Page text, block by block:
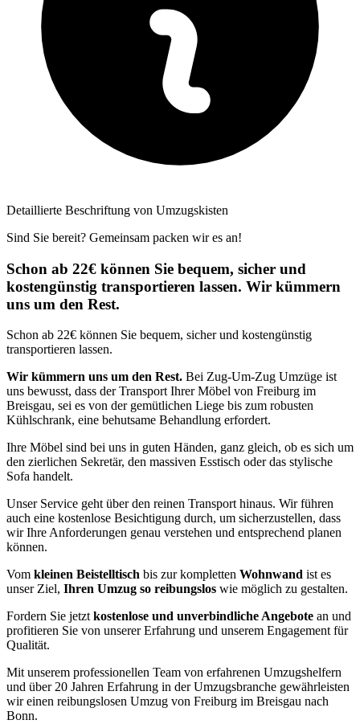
Detaillierte Beschriftung von Umzugskisten
Sind Sie bereit? Gemeinsam packen wir es an!
Schon ab 22€ können Sie bequem, sicher und
kostengünstig transportieren lassen. Wir kümmern
uns um den Rest.
Schon ab 22€ können Sie bequem, sicher und kostengünstig
transportieren lassen.
Wir kümmern uns um den Rest. Bei Zug-Um-Zug Umzüge ist
uns bewusst, dass der Transport Ihrer Möbel von Freiburg im
Breisgau, sei es von der gemütlichen Liege bis zum robusten
Kühlschrank, eine behutsame Behandlung erfordert.
Ihre Möbel sind bei uns in guten Händen, ganz gleich, ob es sich um
den zierlichen Sekretär, den massiven Esstisch oder das stylische
Sofa handelt.
Unser Service geht über den reinen Transport hinaus. Wir führen
auch eine kostenlose Besichtigung durch, um sicherzustellen, dass
wir Ihre Anforderungen genau verstehen und entsprechend planen
können.
Vom kleinen Beistelltisch bis zur kompletten Wohnwand ist es
unser Ziel, Ihren Umzug so reibungslos wie möglich zu gestalten.
Fordern Sie jetzt kostenlose und unverbindliche Angebote an und
profitieren Sie von unserer Erfahrung und unserem Engagement für
Qualität.
Mit unserem professionellen Team von erfahrenen Umzugshelfern
und über 20 Jahren Erfahrung in der Umzugsbranche gewährleisten
wir einen reibungslosen Umzug von Freiburg im Breisgau nach
Bonn.